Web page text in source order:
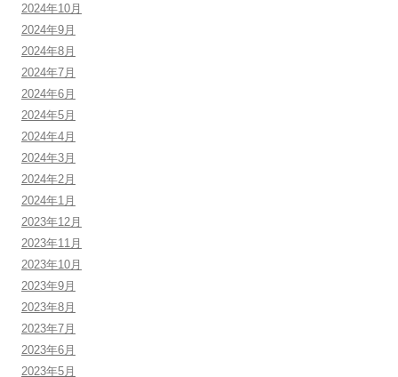
2024年10月
2024年9月
2024年8月
2024年7月
2024年6月
2024年5月
2024年4月
2024年3月
2024年2月
2024年1月
2023年12月
2023年11月
2023年10月
2023年9月
2023年8月
2023年7月
2023年6月
2023年5月